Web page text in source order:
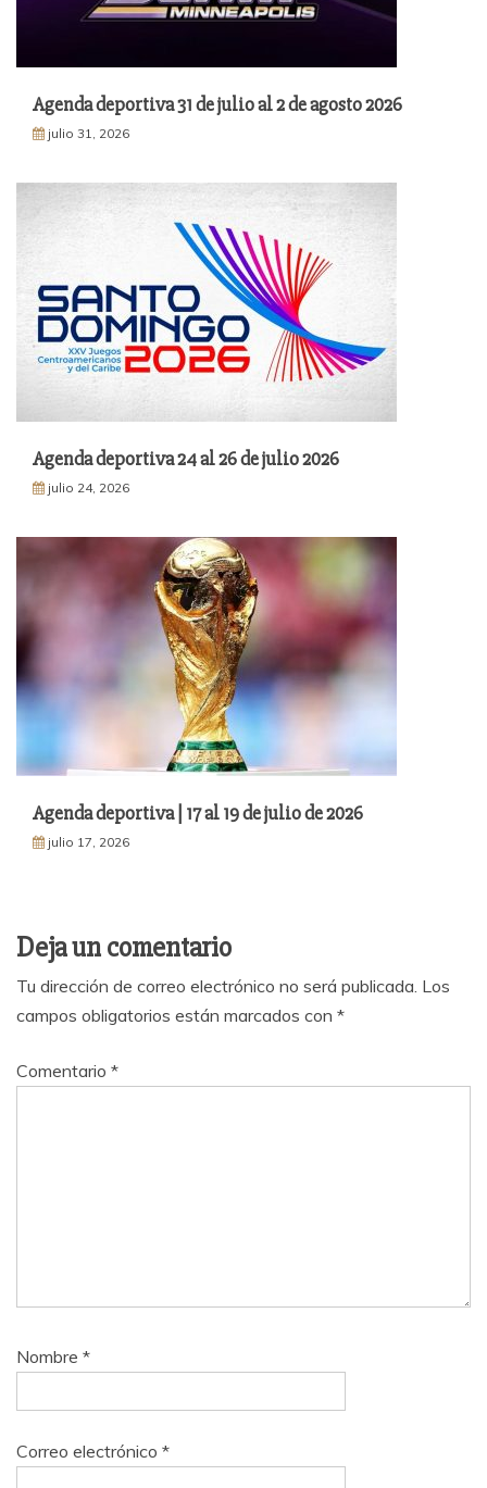
Agenda deportiva 31 de julio al 2 de agosto 2026
julio 31, 2026
Agenda deportiva 24 al 26 de julio 2026
julio 24, 2026
Agenda deportiva | 17 al 19 de julio de 2026
julio 17, 2026
Deja un comentario
Tu dirección de correo electrónico no será publicada. Los
campos obligatorios están marcados con *
Comentario *
Nombre *
Correo electrónico *